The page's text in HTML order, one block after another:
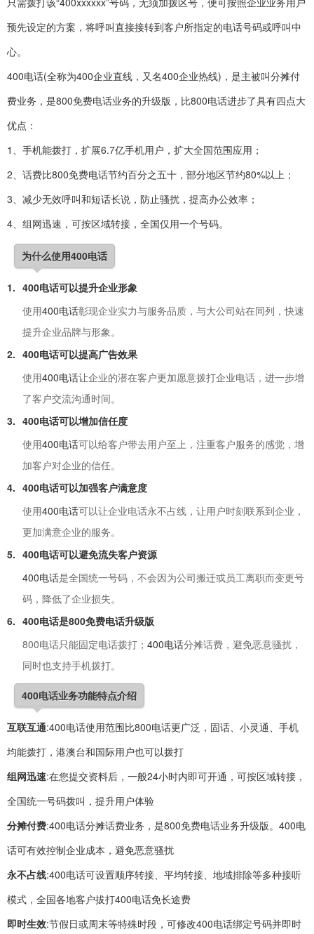
预先设定的方案，将呼叫直接接转到客户所指定的电话号码或呼叫中
心。
400电话(全称为400企业直线，又名400企业热线)，是主被叫分摊付
费业务，是800免费电话业务的升级版，比800电话进步了具有四点大
优点：
1、手机能拨打，扩展6.7亿手机用户，扩大全国范围应用；
2、话费比800免费电话节约百分之五十，部分地区节约80%以上；
3、减少无效呼叫和短话长说，防止骚扰，提高办公效率；
4、组网迅速，可按区域转接，全国仅用一个号码。
为什么使用400电话
1. 400电话可以提升企业形象
使用400电话彰现企业实力与服务品质，与大公司站在同列，快速
提升企业品牌与形象。
2. 400电话可以提高广告效果
使用400电话让企业的潜在客户更加愿意拨打企业电话，进一步增
了客户交流沟通时间。
3. 400电话可以增加信任度
使用400电话可以给客户带去用户至上，注重客户服务的感觉，增
加客户对企业的信任。
4. 400电话可以加强客户满意度
使用400电话可以让企业电话永不占线，让用户时刻联系到企业，
更加满意企业的服务。
5. 400电话可以避免流失客户资源
400电话是全国统一号码，不会因为公司搬迁或员工离职而变更号
码，降低了企业损失。
6. 400电话是800免费电话升级版
800电话只能固定电话拨打； 400电话分摊话费，避免恶意骚扰，
同时也支持手机拨打。
400电话业务功能特点介绍
互联互通:400电话使用范围比800电话更广泛，固话、小灵通、手机
均能拨打，港澳台和国际用户也可以拨打
组网迅速:在您提交资料后，一般24小时内即可开通，可按区域转接，
全国统一号码拨叫，提升用户体验
分摊付费:400电话分摊话费业务，是800免费电话业务升级版。400电
话可有效控制企业成本，避免恶意骚扰
永不占线:400电话可设置顺序转接、平均转接、地域排除等多种接听
模式，全国各地客户拔打400电话免长途费
即时生效:节假日或周末等特殊时段，可修改400电话绑定号码并即时